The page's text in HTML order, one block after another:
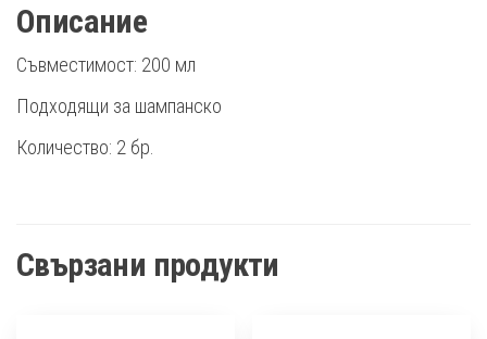
Описание
Съвместимост: 200 мл
Подходящи за шампанско
Количество: 2 бр.
Свързани продукти